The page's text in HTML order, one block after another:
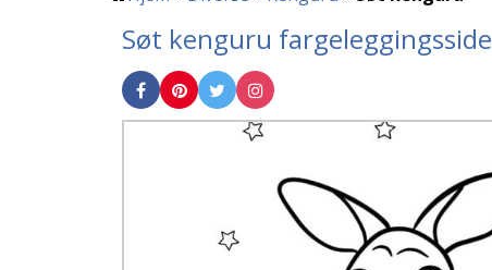
Søt kenguru fargeleggingsside